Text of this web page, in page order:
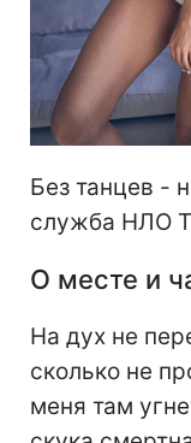
Без танцев -
служба НЛО
О месте и
На дух не
сколько не
меня там